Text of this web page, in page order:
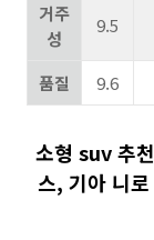
거주
성
9.5
품질 9.6
소형 suv 추
스, 기아 니